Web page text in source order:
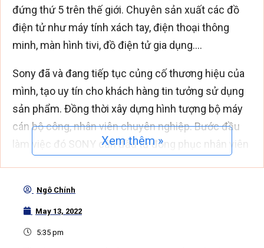
đứng thứ 5 trên thế giới. Chuyên sản xuất các đồ
điện tử như máy tính xách tay, điện thoại thông
minh, màn hình tivi, đồ điện tử gia dụng….
Sony đã và đang tiếp tục củng cố thương hiệu của
mình, tạo uy tín cho khách hàng tin tưởng sử dụng
sản phẩm. Đồng thời xây dựng hình tượng bộ máy
cán bộ công, nhân viên chuyên nghiệp. Bước đầu
làm việc đó SONY cần đầu tư đồng phục nhân viên
Xem thêm »
Ngô Chính
May 13, 2022
5:35 pm